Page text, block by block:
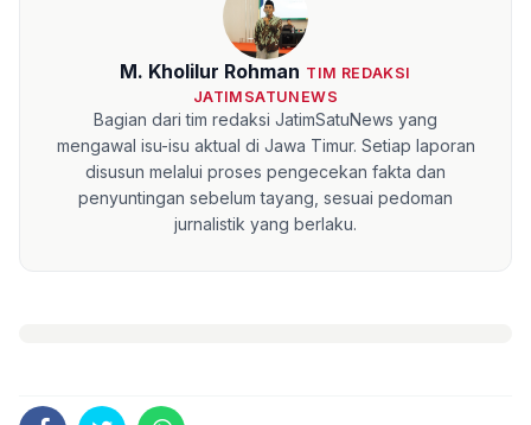
M. Kholilur Rohman TIM REDAKSI
JATIMSATUNEWS
Bagian dari tim redaksi JatimSatuNews yang
mengawal isu-isu aktual di Jawa Timur. Setiap laporan
disusun melalui proses pengecekan fakta dan
penyuntingan sebelum tayang, sesuai pedoman
jurnalistik yang berlaku.